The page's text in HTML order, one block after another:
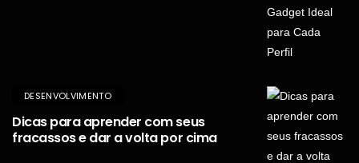
DESENVOLVIMENTO
Dicas para aprender com seus
fracassos e dar a volta por cima